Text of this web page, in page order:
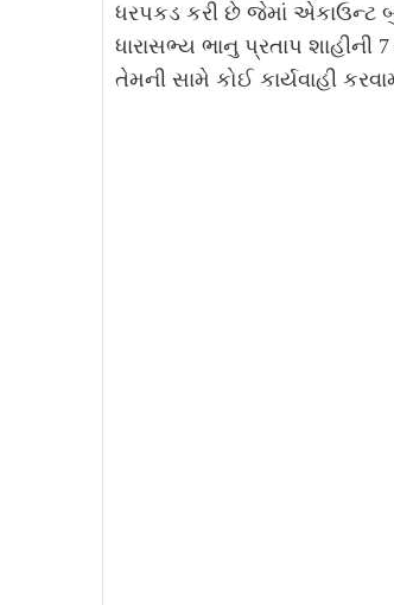
ધરપકડ કરી છે જેમાં એકાઉન્ટ
ધારાસભ્ય ભાનુ પ્રતાપ શાહીની
તેમની સામે કોઈ કાર્યવાહી